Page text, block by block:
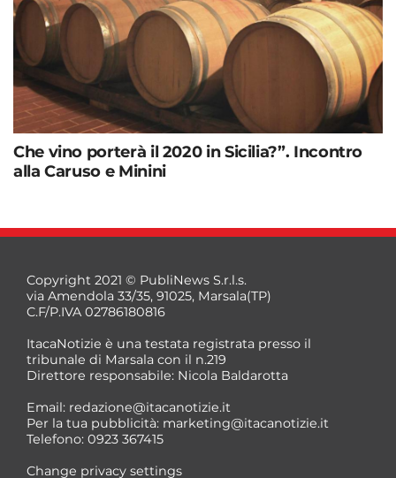
Che vino porterà il 2020 in Sicilia?”. Incontro
alla Caruso e Minini
Copyright 2021 © PubliNews S.r.l.s.
via Amendola 33/35, 91025, Marsala(TP)
C.F/P.IVA 02786180816
ItacaNotizie è una testata registrata presso il
tribunale di Marsala con il n.219
Direttore responsabile: Nicola Baldarotta
Email: redazione@itacanotizie.it
Per la tua pubblicità: marketing@itacanotizie.it
Telefono: 0923 367415
Change privacy settings